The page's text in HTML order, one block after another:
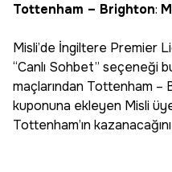
Tottenham – Brighton:
Misli’de İngiltere Premier
“Canlı Sohbet” seçeneği
maçlarından Tottenham –
kuponuna ekleyen Misli
Tottenham’ın